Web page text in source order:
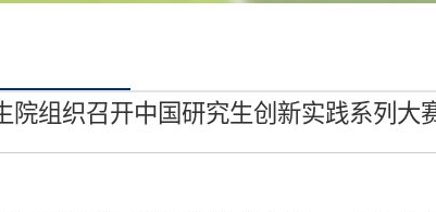
院组织召开中国研究生创新实践系列大